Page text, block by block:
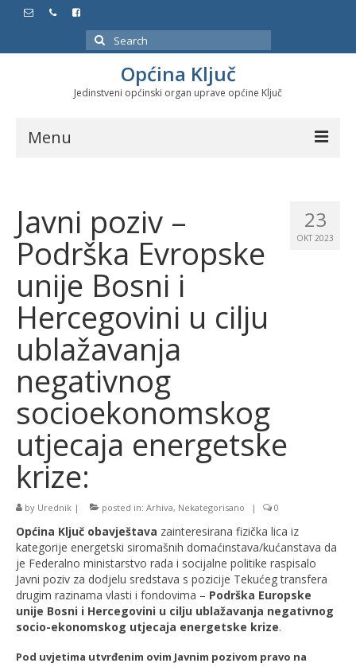
Search
for:
Općina Ključ
Jedinstveni općinski organ uprave općine Ključ
Menu
Službeni glasnici
Javne nabavke
Značajni datumi i manifestacije
Program energetske efikasnosti u stambenom
sektoru
23
OKT 2023
Javni poziv –
Podrška Evropske
unije Bosni i
Hercegovini u cilju
ublažavanja
negativnog
socioekonomskog
utjecaja energetske
krize:
by Urednik | posted in: Arhiva, Nekategorisano | 0
Općina Ključ obavještava zainteresirana fizička lica iz
kategorije energetski siromašnih domaćinstava/kućanstava da
je Federalno ministarstvo rada i socijalne politike raspisalo
Javni poziv za dodjelu sredstava s pozicije Tekućeg transfera
drugim razinama vlasti i fondovima – Podrška Europske
unije Bosni i Hercegovini u cilju ublažavanja negativnog
socio-ekonomskog utjecaja energetske krize.
Pod uvjetima utvrđenim ovim Javnim pozivom pravo na